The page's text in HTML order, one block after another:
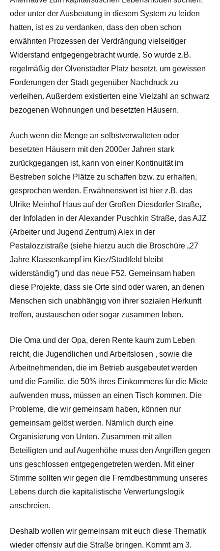
oder unter der Ausbeutung in diesem System zu leiden
hatten, ist es zu verdanken, dass den oben schon
erwähnten Prozessen der Verdrängung vielseitiger
Widerstand entgegengebracht wurde. So wurde z.B.
regelmäßig der Olvenstädter Platz besetzt, um gewissen
Forderungen der Stadt gegenüber Nachdruck zu
verleihen. Außerdem existierten eine Vielzahl an schwarz
bezogenen Wohnungen und besetzten Häusern.
Auch wenn die Menge an selbstverwalteten oder
besetzten Häusern mit den 2000er Jahren stark
zurückgegangen ist, kann von einer Kontinuität im
Bestreben solche Plätze zu schaffen bzw. zu erhalten,
gesprochen werden. Erwähnenswert ist hier z.B. das
Ulrike Meinhof Haus auf der Großen Diesdorfer Straße,
der Infoladen in der Alexander Puschkin Straße, das AJZ
(Arbeiter und Jugend Zentrum) Alex in der
Pestalozzistraße (siehe hierzu auch die Broschüre „27
Jahre Klassenkampf im Kiez/Stadtfeld bleibt
widerständig”) und das neue F52. Gemeinsam haben
diese Projekte, dass sie Orte sind oder waren, an denen
Menschen sich unabhängig von ihrer sozialen Herkunft
treffen, austauschen oder sogar zusammen leben.
Die Oma und der Opa, deren Rente kaum zum Leben
reicht, die Jugendlichen und Arbeitslosen , sowie die
Arbeitnehmenden, die im Betrieb ausgebeutet werden
und die Familie, die 50% ihres Einkommens für die Miete
aufwenden muss, müssen an einen Tisch kommen. Die
Probleme, die wir gemeinsam haben, können nur
gemeinsam gelöst werden. Nämlich durch eine
Organisierung von Unten. Zusammen mit allen
Beteiligten und auf Augenhöhe muss den Angriffen gegen
uns geschlossen entgegengetreten werden. Mit einer
Stimme sollten wir gegen die Fremdbestimmung unseres
Lebens durch die kapitalistische Verwertungslogik
anschreien.
Deshalb wollen wir gemeinsam mit euch diese Thematik
wieder offensiv auf die Straße bringen. Kommt am 3.